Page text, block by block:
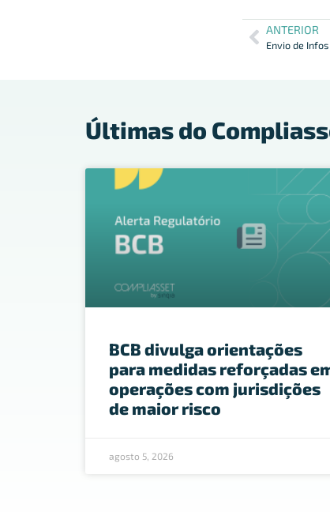
ANTERIOR
Últimas do
BCB divulga orientações
para medidas reforçadas
operações com jurisdições
de maior risco
agosto 5, 2026